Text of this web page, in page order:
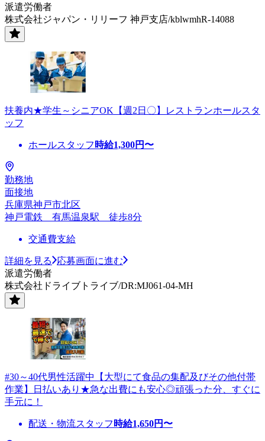
派遣労働者
株式会社ジャパン・リリーフ 神戸支店/kblwmhR-14088
扶養内★学生～シニアOK【週2日〇】レストランホールスタ
ッフ
ホールスタッフ 時給1,300円〜
勤務地
面接地
兵庫県神戸市北区
神戸電鉄 有馬温泉駅 徒歩8分
交通費支給
詳細を見る
応募画面に進む
派遣労働者
株式会社ドライブトライブ/DR:MJ061-04-MH
#30～40代男性活躍中【大型にて食品の集配及びその他付帯
作業】日払いあり★急な出費にも安心◎頑張った分、すぐに
手元に！
配送・物流スタッフ 時給1,650円〜